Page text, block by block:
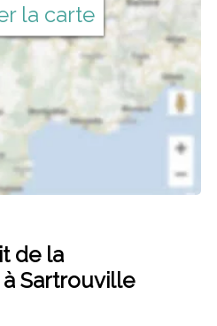
la carte
de la
Sartrouville